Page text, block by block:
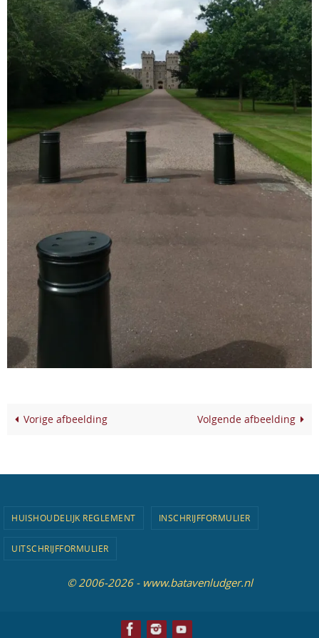
Vorige afbeelding Volgende afbeelding
HUISHOUDELIJK REGLEMENT INSCHRIJFFORMULIER
UITSCHRIJFFORMULIER
© 2006-2026 - www.batavenludger.nl